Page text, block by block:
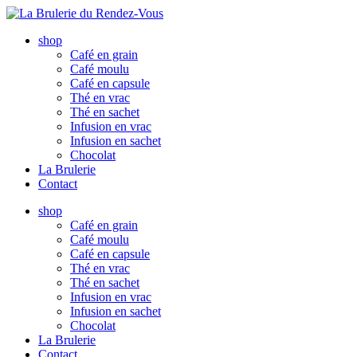
Aller
contenushop
Café en grain
Café moulu
Café en capsule
Thé en vrac
Thé en sachet
Infusion en vrac
Infusion en sachet
Chocolat
La Brulerie
Contact
shop
Café en grain
Café moulu
Café en capsule
Thé en vrac
Thé en sachet
Infusion en vrac
Infusion en sachet
Chocolat
La Brulerie
Contact